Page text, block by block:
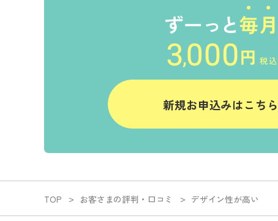
新規お申込みはこちら
TOP お客さまの評判・口コミ デザイン性が高い